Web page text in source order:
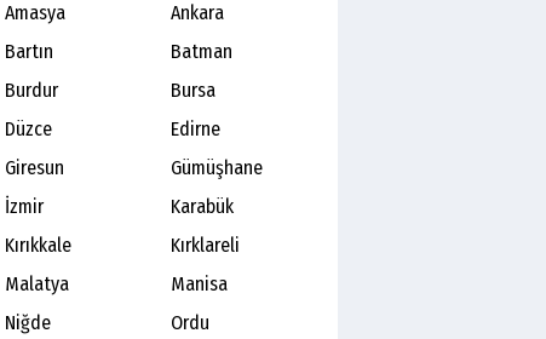
Amasya
Ankara
Bartın
Batman
Burdur
Bursa
Düzce
Edirne
Giresun
Gümüşhane
İzmir
Karabük
Kırıkkale
Kırklareli
Malatya
Manisa
Niğde
Ordu